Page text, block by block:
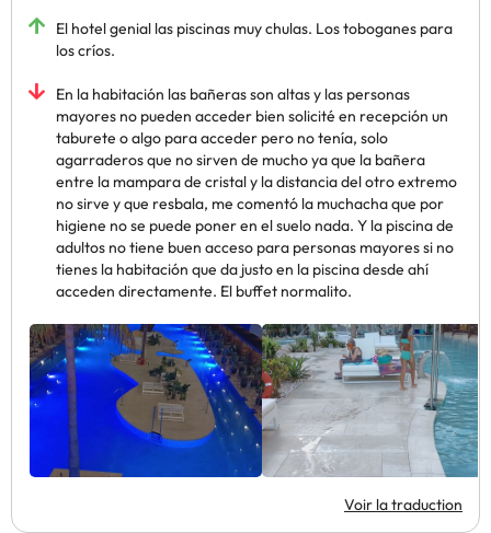
El hotel genial las piscinas muy chulas. Los toboganes para
los críos.
En la habitación las bañeras son altas y las personas
mayores no pueden acceder bien solicité en recepción un
taburete o algo para acceder pero no tenía, solo
agarraderos que no sirven de mucho ya que la bañera
entre la mampara de cristal y la distancia del otro extremo
no sirve y que resbala, me comentó la muchacha que por
higiene no se puede poner en el suelo nada. Y la piscina de
adultos no tiene buen acceso para personas mayores si no
tienes la habitación que da justo en la piscina desde ahí
acceden directamente. El buffet normalito.
Voir la traduction